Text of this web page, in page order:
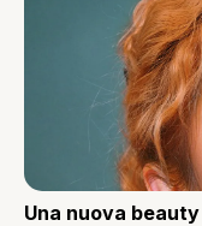
Una nuova